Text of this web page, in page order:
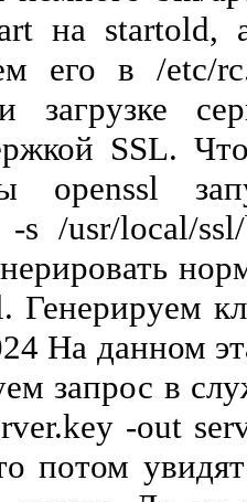
на startold,
его в /etc/
SSL.
openssl
/usr/local/
Генерируем
На данном
запрос в
-out
потом